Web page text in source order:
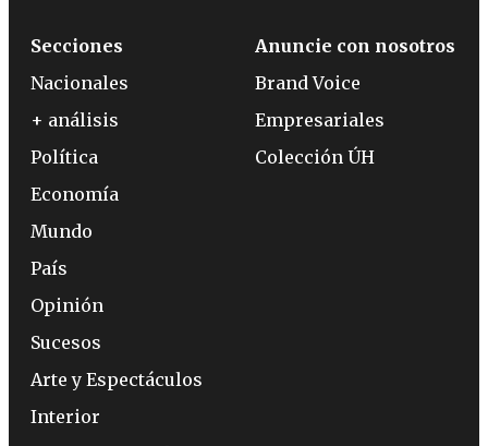
Secciones
Nacionales
+ análisis
Política
Economía
Mundo
País
Opinión
Sucesos
Arte y Espectáculos
Interior
Anuncie con nosotros
Brand Voice
Empresariales
Colección ÚH